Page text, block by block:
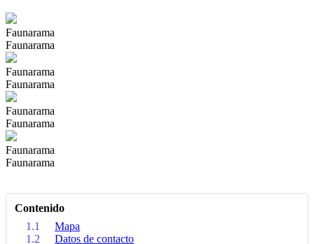
Faunarama
Faunarama
Faunarama
Faunarama
Faunarama
Faunarama
Faunarama
Faunarama
Contenido
1.1
Mapa
1.2
Datos de contacto